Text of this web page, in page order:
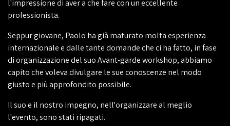
l'impressione di aver a che fare con un eccellente
professionista.
Seppur giovane, Paolo ha già maturato molta esperienza
internazionale e dalle tante domande che ci ha fatto, in fase
di organizzazione del suo Avant-garde workshop, abbiamo
capito che voleva divulgare le sue conoscenze nel modo
giusto e più approfondito possibile.
Il suo e il nostro impegno, nell'organizzare al meglio
l'evento, sono stati ripagati.